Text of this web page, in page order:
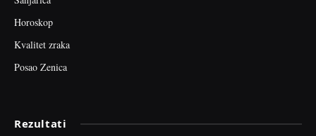
Horoskop
Kvalitet zraka
Posao Zenica
Rezultati